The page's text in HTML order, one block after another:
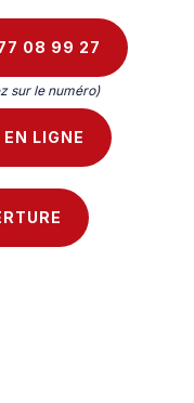
08 99 27
sur le numéro)
LIGNE